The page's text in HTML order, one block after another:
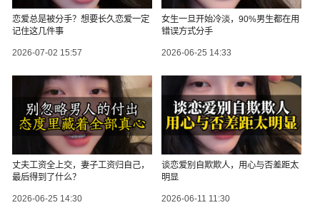
恋爱总是被分手？想要长久恋爱一定
记住这几件事
2026-07-02 15:57
女生一旦开始冷淡，90%男生都在用
错误方式分手
2026-06-25 14:33
丈夫工资全上交，妻子工资归自己，
最后得到了什么？
2026-06-25 14:30
谈恋爱别自欺欺人，用心与否差距太
明显
2026-06-11 11:30